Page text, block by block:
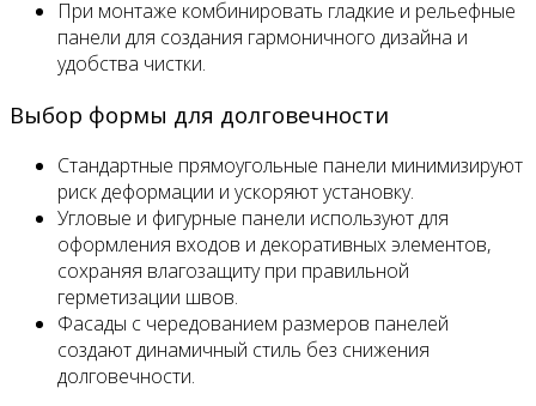
При монтаже комбинировать гладкие и рельефные
панели для создания гармоничного дизайна и
удобства чистки.
Выбор формы для долговечности
Стандартные прямоугольные панели минимизируют
риск деформации и ускоряют установку.
Угловые и фигурные панели используют для
оформления входов и декоративных элементов,
сохраняя влагозащиту при правильной
герметизации швов.
Фасады с чередованием размеров панелей
создают динамичный стиль без снижения
долговечности.